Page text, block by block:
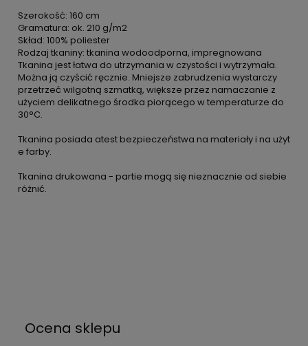
Szerokość: 160 cm
Gramatura: ok. 210 g/m2
Skład: 100% poliester
Rodzaj tkaniny: tkanina wodoodporna, impregnowana
Tkanina jest łatwa do utrzymania w czystości i wytrzymała.
Można ją czyścić ręcznie. Mniejsze zabrudzenia wystarczy
przetrzeć wilgotną szmatką, większe przez namaczanie z
użyciem delikatnego środka piorącego w temperaturze do
30°C.
Tkanina posiada atest bezpieczeństwa na materiały i na użyt
e farby.
Tkanina drukowana - partie mogą się nieznacznie od siebie
różnić.
Ocena sklepu